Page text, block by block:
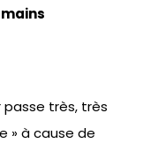
très, très
» à cause de